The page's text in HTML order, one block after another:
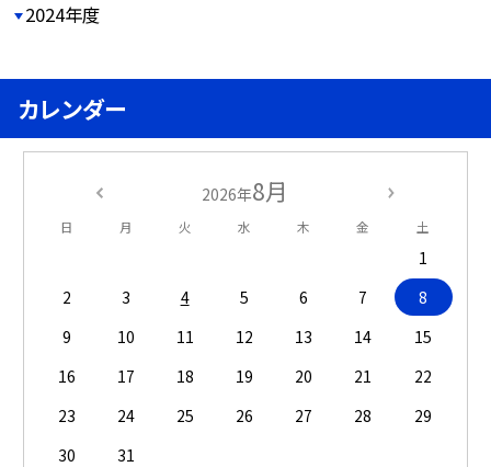
2024年度
カレンダー
2026年8月
日 月 火 水 木 金 土
1
2
3 4 5 6 7
8
9
10 11 12 13 14
15
16
17 18 19 20 21
22
23
24 25 26 27 28
29
30
31